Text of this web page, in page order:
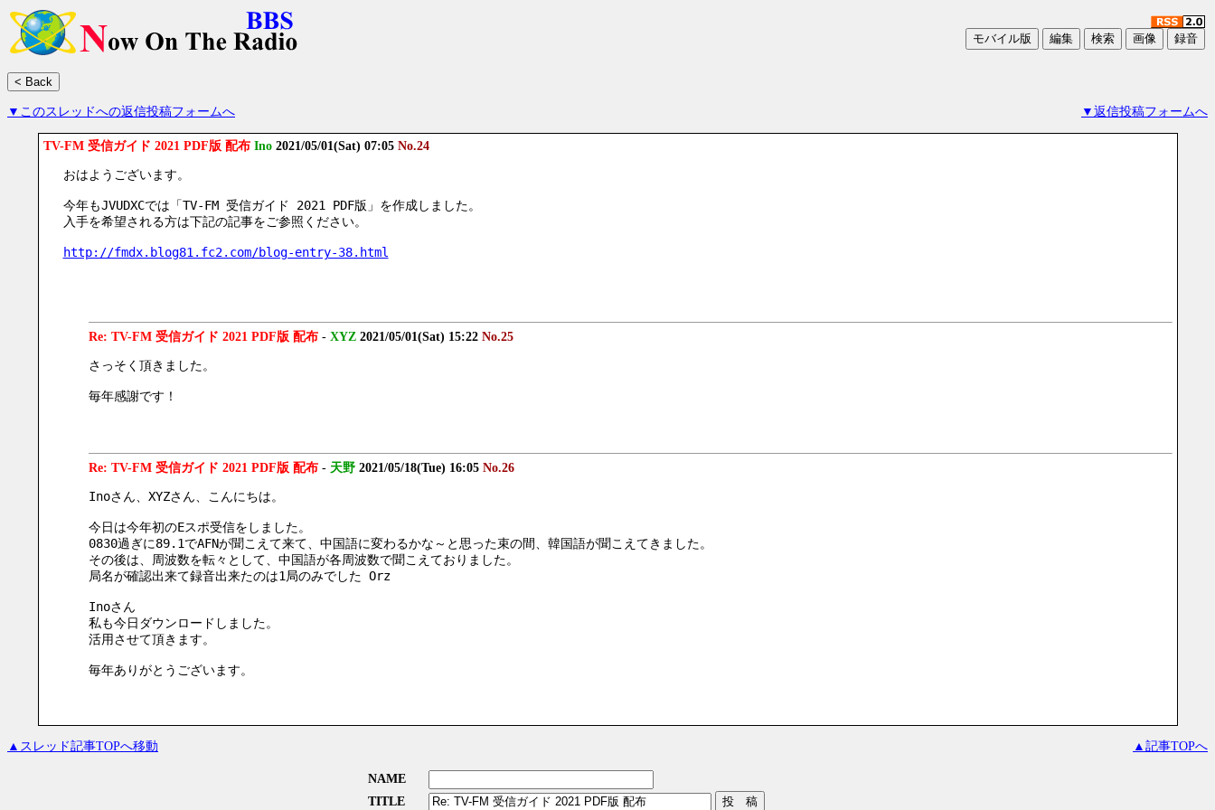
▼このスレッドへの返信投稿フォームへ ▼返信投稿フォームへ
TV-FM 受信ガイド 2021 PDF版 配布 Ino 2021/05/01(Sat) 07:05 No.24
おはようございます。
今年もJVUDXCでは「TV-FM 受信ガイド 2021 PDF版」を作成しました。
入手を希望される方は下記の記事をご参照ください。
http://fmdx.blog81.fc2.com/blog-entry-38.html
Re: TV-FM 受信ガイド 2021 PDF版 配布- XYZ 2021/05/01(Sat) 15:22 No.25
さっそく頂きました。
毎年感謝です！
Re: TV-FM 受信ガイド 2021 PDF版 配布- 天野 2021/05/18(Tue) 16:05 No.26
Inoさん、XYZさん、こんにちは。
今日は今年初のEスポ受信をしました。
0830過ぎに89.1でAFNが聞こえて来て、中国語に変わるかな～と思った束の間、韓国語が聞こえてきました。
その後は、周波数を転々として、中国語が各周波数で聞こえておりました。
局名が確認出来て録音出来たのは1局のみでした Orz
Inoさん
私も今日ダウンロードしました。
活用させて頂きます。
毎年ありがとうございます。
▲スレッド記事TOPへ移動 ▲記事TOPへ
NAME
TITLE